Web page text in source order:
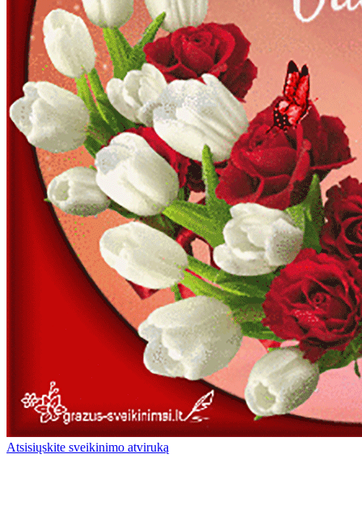
Atsisiųskite sveikinimo atviruką